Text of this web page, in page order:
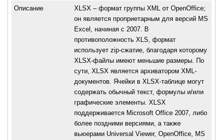
Описание
XLSX – формат группы XML от OpenOffice;
он является проприетарным для версий MS
Excel, начиная с 2007. В
противоположность XLS, формат
использует zip-сжатие, благодаря которому
XLSX-файлы имеют меньшие размеры. По
сути, XLSX является архиватором XML-
документов. Ячейки в XLSX-таблице могут
содержать обычный текст, формулы и/или
графические элементы. XLSX
поддерживается Microsoft Office 2007, либо
более поздними версиями, а также
вьюерами Universal Viewer, OpenOffice, MS